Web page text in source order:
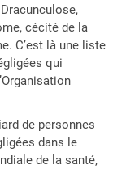
cécité de la
C’est là une liste
qui
de personnes
dans le
de la santé,